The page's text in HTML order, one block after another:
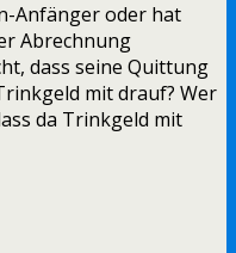
Anfänger oder hat
Abrechnung
dass seine Quittung
mit drauf? Wer
da Trinkgeld mit